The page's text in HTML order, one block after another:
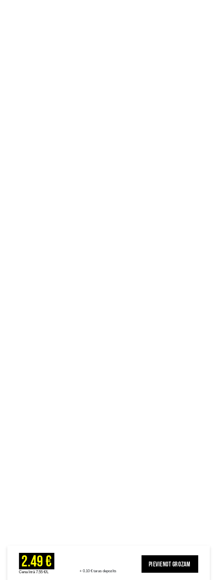
2.49 €
Cena litrā 7.55 €/L + 0.10 € taras depozīts
PIEVIENOT GROZAM